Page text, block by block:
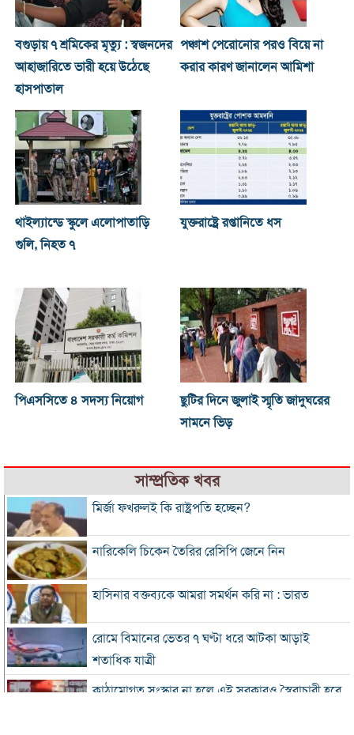
বগুড়ায় ৭ শ্রমিকের মৃত্যু : স্বজনদের
আহাজারিতে ভারী হয়ে উঠেছে
হাসপাতাল
পঞ্চাশ পেরোনোর পরও বিয়ে না
করার কারণ জানালেন আমিশা
থাইল্যান্ডে স্কুলে এলোপাতাড়ি
গুলি, নিহত ৭
যুক্তরাষ্ট্রে রপ্তানিতে ধস
পিএসসিতে ৪ সদস্য নিয়োগ
ছুটির দিনে জুলাই স্মৃতি জাদুঘরের
সামনে ভিড়
সাম্প্রতিক খবর
মির্জা ফখরুলই কি রাষ্ট্রপতি হচ্ছেন?
নারিকেলি চিকেন তৈরির রেসিপি জেনে নিন
হাসিনার বক্তব্যকে আমরা সমর্থন করি না : ভারত
রোমে বিমানের ভেতর ৭ ঘণ্টা ধরে আটকা আড়াই
শতাধিক যাত্রী
কাঠামোগত সংস্কার না হলে এই সরকারও স্বৈরাচারী হবে